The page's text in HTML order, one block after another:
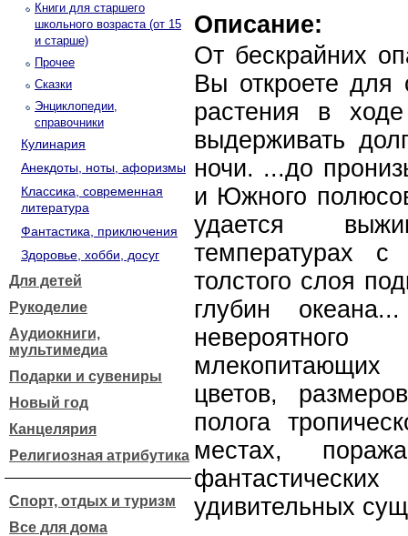
Книги для старшего
школьного возраста (от 15
и старше)
Прочее
Сказки
Энциклопедии,
справочники
Кулинария
Анекдоты, ноты, афоризмы
Классика, современная
литература
Фантастика, приключения
Здоровье, хобби, досуг
Для детей
Рукоделие
Аудиокниги,
мультимедиа
Подарки и сувениры
Новый год
Канцелярия
Религиозная атрибутика
Спорт, отдых и туризм
Все для дома
Описание:
От бескрайних
Вы откроете для
растения в
выдерживать
ночи. ...до
и Южного
удается
температурах
толстого слоя
глубин
цветов,
полога
местах,
удивительных